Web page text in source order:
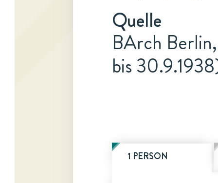
Quelle
BArch
bis
1 PERSON